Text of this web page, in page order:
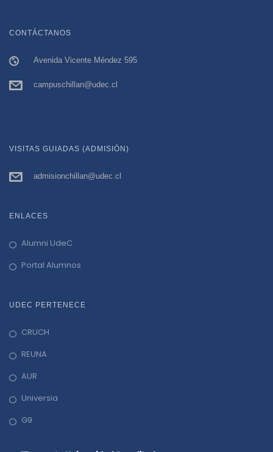
CONTÁCTANOS
Avenida Vicente Méndez 595
campuschillan@udec.cl
VISITAS GUIADAS (ADMISIÓN)
admisionchillan@udec.cl
ENLACES
Alumni UdeC
Portal Alumnos
UDEC PERTENECE
CRUCH
REUNA
AUR
Universia
G9